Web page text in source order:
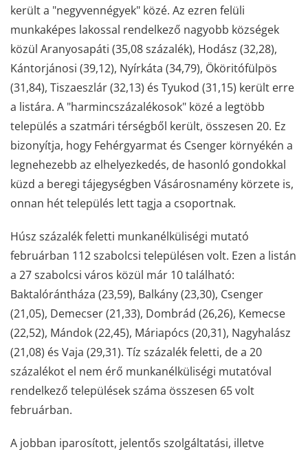
került a "negyvennégyek" közé. Az ezren felüli
munkaképes lakossal rendelkező nagyobb községek
közül Aranyosapáti (35,08 százalék), Hodász (32,28),
Kántorjánosi (39,12), Nyírkáta (34,79), Ököritófülpös
(31,84), Tiszaeszlár (32,13) és Tyukod (31,15) került erre
a listára. A "harmincszázalékosok" közé a legtöbb
település a szatmári térségből került, összesen 20. Ez
bizonyítja, hogy Fehérgyarmat és Csenger környékén a
legnehezebb az elhelyezkedés, de hasonló gondokkal
küzd a beregi tájegységben Vásárosnamény körzete is,
onnan hét település lett tagja a csoportnak.
Húsz százalék feletti munkanélküliségi mutató
februárban 112 szabolcsi településen volt. Ezen a listán
a 27 szabolcsi város közül már 10 található:
Baktalórántháza (23,59), Balkány (23,30), Csenger
(21,05), Demecser (21,33), Dombrád (26,26), Kemecse
(22,52), Mándok (22,45), Máriapócs (20,31), Nagyhalász
(21,08) és Vaja (29,31). Tíz százalék feletti, de a 20
százalékot el nem érő munkanélküliségi mutatóval
rendelkező települések száma összesen 65 volt
februárban.
A jobban iparosított, jelentős szolgáltatási, illetve